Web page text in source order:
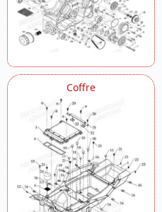
Coffre